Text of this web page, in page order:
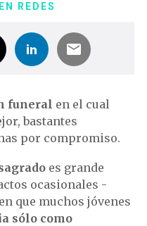
REDES
funeral en el cual
bastantes
por compromiso.
es grande
ocasionales -
que muchos jóvenes
sólo como